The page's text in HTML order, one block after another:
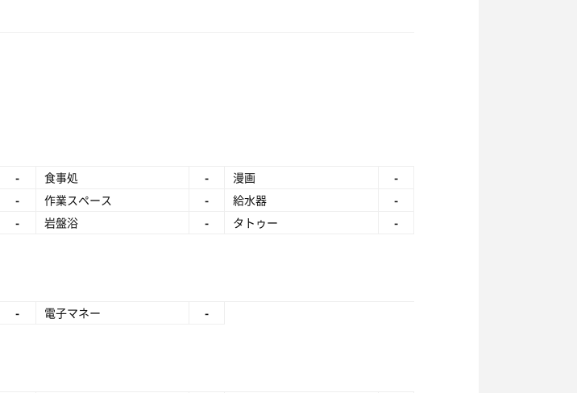
- 食事処 - 漫画
-
- 作業スペース - 給水器
-
- 岩盤浴 - タトゥー -
- 電子マネー -